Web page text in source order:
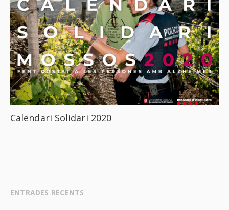
Calendari Solidari 2020
ENTRADES RECENTS